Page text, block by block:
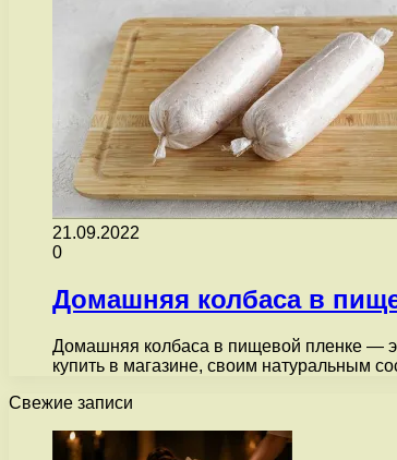
21.09.2022
0
Домашняя колбаса в
Домашняя колбаса в пищевой пленке —
купить в магазине, своим натуральным
Свежие записи